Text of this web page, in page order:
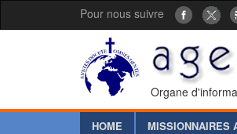
Pour nous suivre
Organe
HOME MISSIONNAIRES